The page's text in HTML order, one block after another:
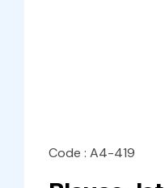
Code : A4-419